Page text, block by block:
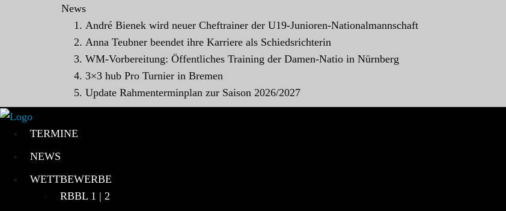
News
André Bienek wird neuer Cheftrainer der U19-Junioren-Nationalmannschaft
Anna Teubner beendet ihre Karriere als Schiedsrichterin
WM-Vorbereitung: Öffentliches Training der Damen-Natio in Nürnberg
3×3 hub Pro Turnier in Bremen
Update Rahmenterminplan zur Saison 2026/2027
TERMINE
NEWS
WETTBEWERBE
RBBL 1 | 2